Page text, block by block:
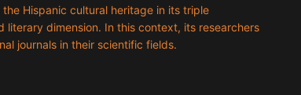
Hispanic cultural heritage in its triple
literary dimension. In this context, its researchers
journals in their scientific fields.